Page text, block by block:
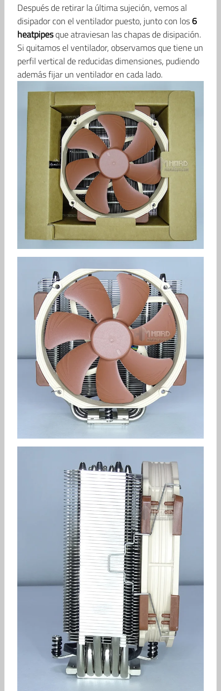
Después de retirar la última sujeción, vemos al
disipador con el ventilador puesto, junto con los6
heatpipesque atraviesan las chapas de disipación.
Si quitamos el ventilador, observamos que tiene un
perfil vertical de reducidas dimensiones, pudiendo
además fijar un ventilador en cada lado.